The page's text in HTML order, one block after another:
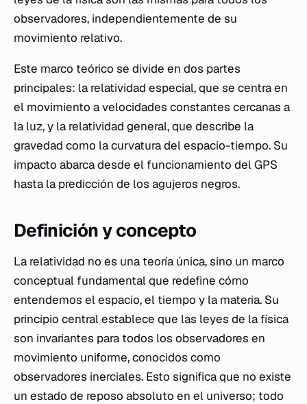
observadores, independientemente de su
movimiento relativo.
Este marco teórico se divide en dos partes
principales: la relatividad especial, que se centra en
el movimiento a velocidades constantes cercanas a
la luz, y la relatividad general, que describe la
gravedad como la curvatura del espacio-tiempo. Su
impacto abarca desde el funcionamiento del GPS
hasta la predicción de los agujeros negros.
Definición y concepto
La relatividad no es una teoría única, sino un marco
conceptual fundamental que redefine cómo
entendemos el espacio, el tiempo y la materia. Su
principio central establece que las leyes de la física
son invariantes para todos los observadores en
movimiento uniforme, conocidos como
observadores inerciales. Esto significa que no existe
un estado de reposo absoluto en el universo; todo